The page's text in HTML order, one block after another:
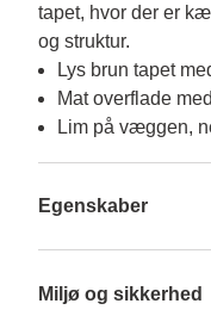
tapet, hvor der er
og struktur.
Lys brun tapet
Mat overflade
Lim på væggen,
Egenskaber
Miljø og sikkerhed